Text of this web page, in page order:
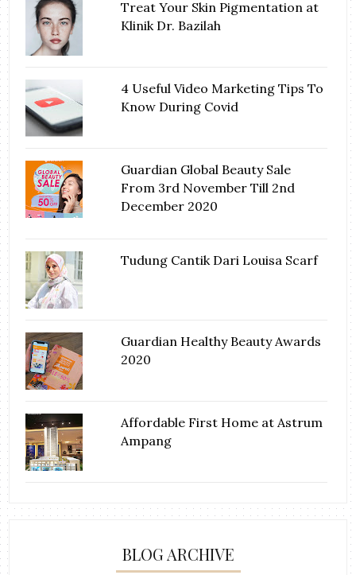
Treat Your Skin Pigmentation at
Klinik Dr. Bazilah
4 Useful Video Marketing Tips To
Know During Covid
Guardian Global Beauty Sale
From 3rd November Till 2nd
December 2020
Tudung Cantik Dari Louisa Scarf
Guardian Healthy Beauty Awards
2020
Affordable First Home at Astrum
Ampang
BLOG ARCHIVE